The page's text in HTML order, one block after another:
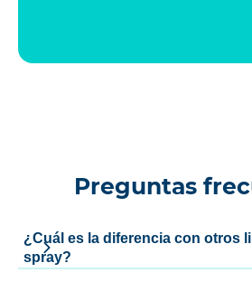
Preguntas
¿Cuál es la diferencia con otros
spray?